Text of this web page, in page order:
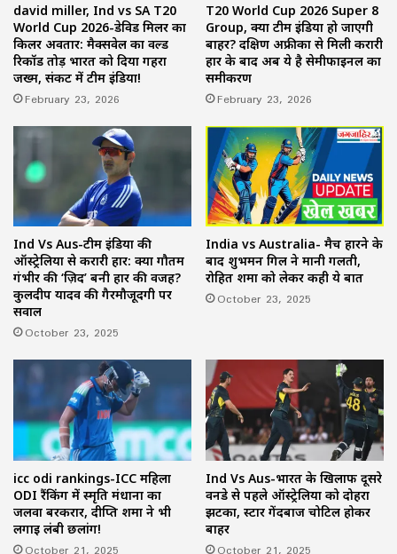
david miller, Ind vs SA T20
World Cup 2026-डेविड मिलर का
किलर अवतार: मैक्सवेल का वर्ल्ड
रिकॉर्ड तोड़ भारत को दिया गहरा
जख्म, संकट में टीम इंडिया!
February 23, 2026
T20 World Cup 2026 Super 8
Group, क्या टीम इंडिया हो जाएगी
बाहर? दक्षिण अफ्रीका से मिली करारी
हार के बाद अब ये है सेमीफाइनल का
समीकरण
February 23, 2026
Ind Vs Aus-टीम इंडिया की
ऑस्ट्रेलिया से करारी हार: क्या गौतम
गंभीर की ‘ज़िद’ बनी हार की वजह?
कुलदीप यादव की गैरमौजूदगी पर
सवाल
October 23, 2025
India vs Australia- मैच हारने के
बाद शुभमन गिल ने मानी गलती,
रोहित शर्मा को लेकर कही ये बात
October 23, 2025
icc odi rankings-ICC महिला
ODI रैंकिंग में स्मृति मंधाना का
जलवा बरकरार, दीप्ति शर्मा ने भी
लगाई लंबी छलांग!
Ind Vs Aus-भारत के खिलाफ दूसरे
वनडे से पहले ऑस्ट्रेलिया को दोहरा
झटका, स्टार गेंदबाज चोटिल होकर
बाहर